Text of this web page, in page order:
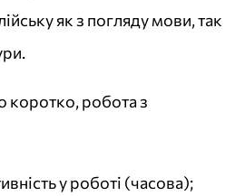
як з погляду мови, так
робота з
у роботі (часова);